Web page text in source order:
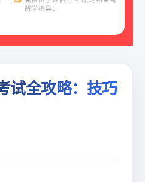
试全攻略：技巧